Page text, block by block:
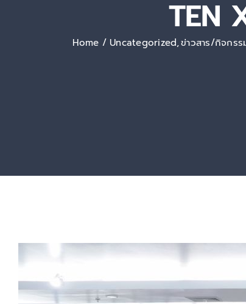
TEN
Home Uncategorized ข่าวสาร/กิจกรร